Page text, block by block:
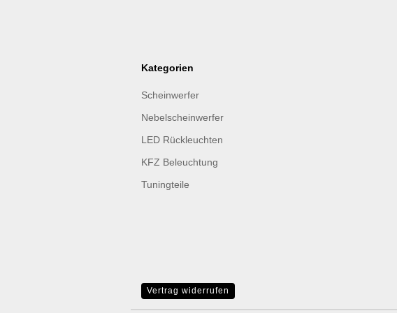
Kategorien
Scheinwerfer
Nebelscheinwerfer
LED Rückleuchten
KFZ Beleuchtung
Tuningteile
Vertrag widerrufen